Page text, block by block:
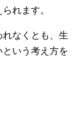
れます。
なくとも、生
いう考え方を